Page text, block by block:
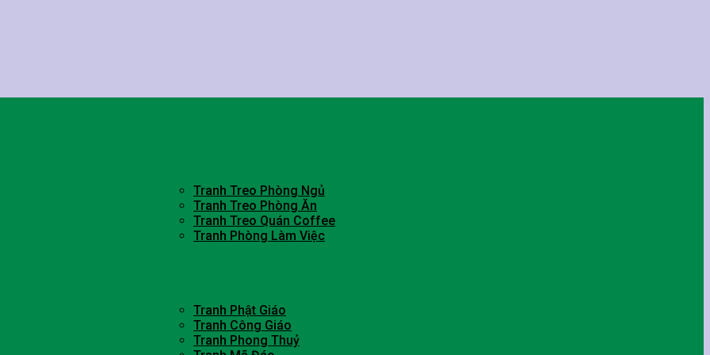
Tranh Treo Phòng Ngủ
Tranh Treo Phòng Ăn
Tranh Treo Quán Coffee
Tranh Phòng Làm Việc
Tranh Phật Giáo
Tranh Công Giáo
Tranh Phong Thuỷ